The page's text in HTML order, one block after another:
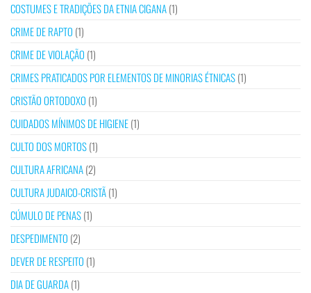
COSTUMES E TRADIÇÕES DA ETNIA CIGANA(1)
CRIME DE RAPTO (1)
CRIME DE VIOLAÇÃO (1)
CRIMES PRATICADOS POR ELEMENTOS DE MINORIAS ÉTNICAS(1)
CRISTÃO ORTODOXO (1)
CUIDADOS MÍNIMOS DE HIGIENE(1)
CULTO DOS MORTOS(1)
CULTURA AFRICANA(2)
CULTURA JUDAICO-CRISTÃ(1)
CÚMULO DE PENAS(1)
DESPEDIMENTO (2)
DEVER DE RESPEITO (1)
DIA DE GUARDA(1)